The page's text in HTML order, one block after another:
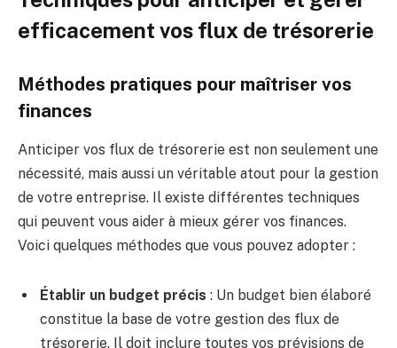
efficacement vos flux de trésorerie
Méthodes pratiques pour maîtriser vos
finances
Anticiper vos flux de trésorerie est non seulement une
nécessité, mais aussi un véritable atout pour la gestion
de votre entreprise. Il existe différentes techniques
qui peuvent vous aider à mieux gérer vos finances.
Voici quelques méthodes que vous pouvez adopter :
Établir un budget précis : Un budget bien élaboré
constitue la base de votre gestion des flux de
trésorerie. Il doit inclure toutes vos prévisions de